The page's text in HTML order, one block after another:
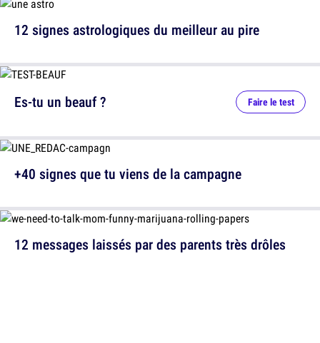
12 signes astrologiques du meilleur au pire
12 messages laissés par des parents très drôles
Es-tu un beauf ? Faire le test
+40 signes que tu viens de la campagne